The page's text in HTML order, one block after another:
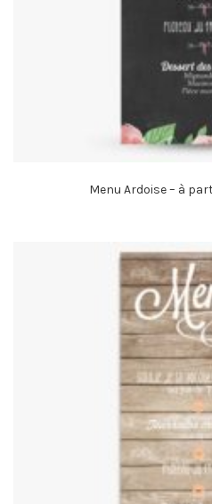
Menu Ardoise – à